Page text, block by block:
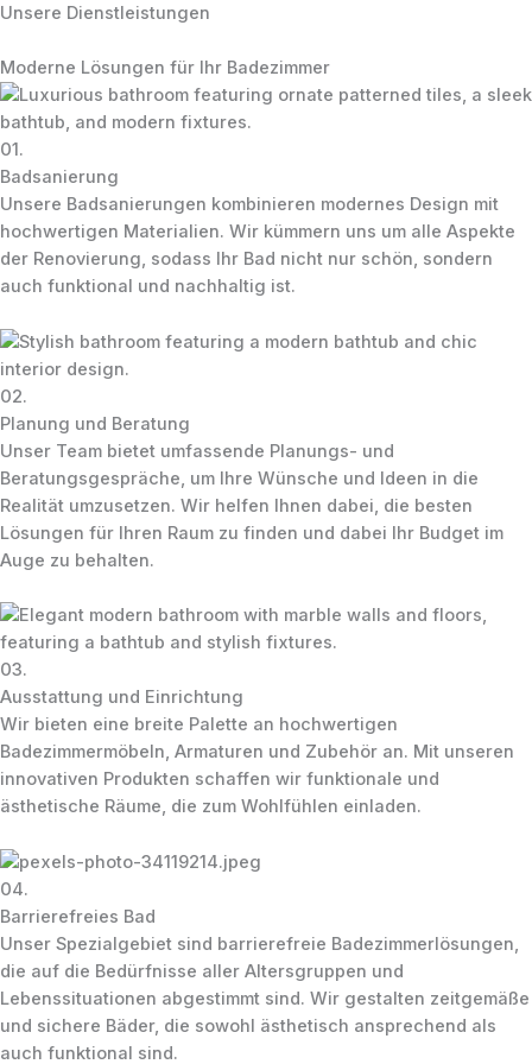
Zum
springen
Unsere Dienstleistungen
Moderne Lösungen für Ihr Badezimmer
01.
Badsanierung
Unsere Badsanierungen kombinieren modernes Design mit
hochwertigen Materialien. Wir kümmern uns um alle Aspekte
der Renovierung, sodass Ihr Bad nicht nur schön, sondern
auch funktional und nachhaltig ist.
02.
Planung und Beratung
Unser Team bietet umfassende Planungs- und
Beratungsgespräche, um Ihre Wünsche und Ideen in die
Realität umzusetzen. Wir helfen Ihnen dabei, die besten
Lösungen für Ihren Raum zu finden und dabei Ihr Budget im
Auge zu behalten.
03.
Ausstattung und Einrichtung
Wir bieten eine breite Palette an hochwertigen
Badezimmermöbeln, Armaturen und Zubehör an. Mit unseren
innovativen Produkten schaffen wir funktionale und
ästhetische Räume, die zum Wohlfühlen einladen.
04.
Barrierefreies Bad
Unser Spezialgebiet sind barrierefreie Badezimmerlösungen,
die auf die Bedürfnisse aller Altersgruppen und
Lebenssituationen abgestimmt sind. Wir gestalten zeitgemäße
und sichere Bäder, die sowohl ästhetisch ansprechend als
auch funktional sind.